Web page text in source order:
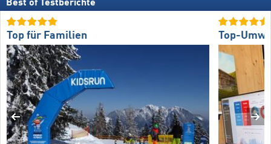
Best of Testberichte
Top für Familien Top-